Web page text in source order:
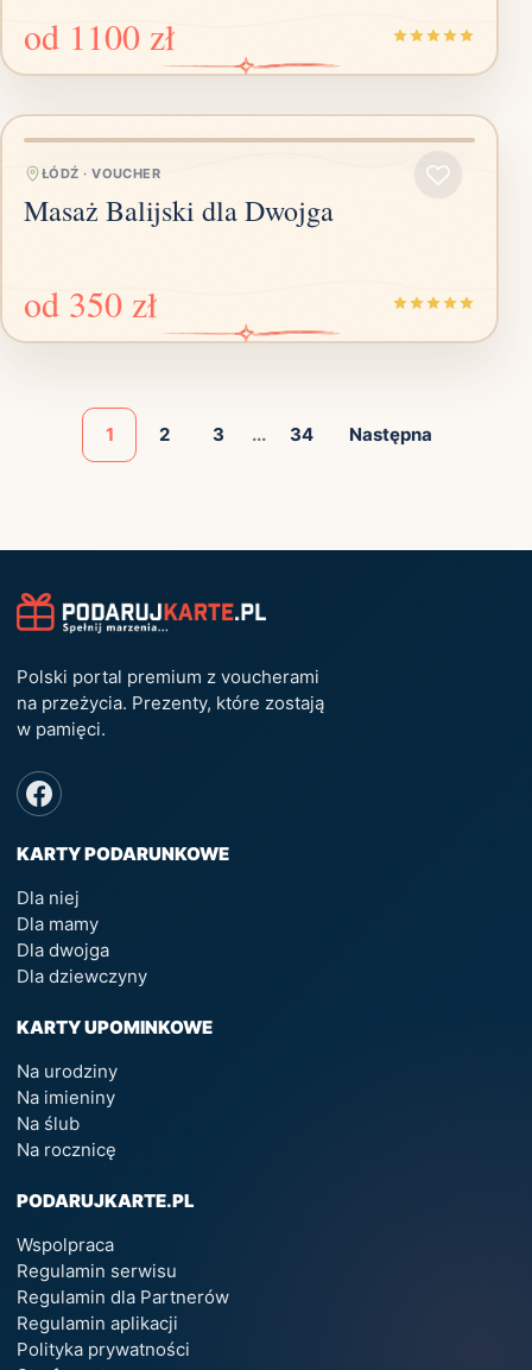
od 1100 zł
ŁÓDŹ ·VOUCHER
Masaż Balijski dla Dwojga
od 350 zł
1 2 3 ... 34 Następna
Polski portal premium z voucherami
na przeżycia. Prezenty, które zostają
w pamięci.
KARTY PODARUNKOWE
Dla niej
Dla mamy
Dla dwojga
Dla dziewczyny
KARTY UPOMINKOWE
Na urodziny
Na imieniny
Na ślub
Na rocznicę
PODARUJKARTE.PL
Wspolpraca
Regulamin serwisu
Regulamin dla Partnerów
Regulamin aplikacji
Polityka prywatności